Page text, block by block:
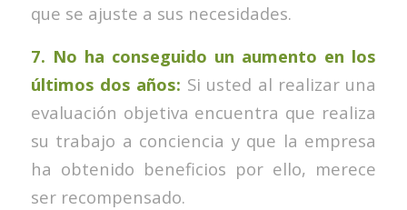
que se ajuste a sus necesidades.
7. No ha conseguido un aumento en los
últimos dos años: Si usted al realizar una
evaluación objetiva encuentra que realiza
su trabajo a conciencia y que la empresa
ha obtenido beneficios por ello, merece
ser recompensado.